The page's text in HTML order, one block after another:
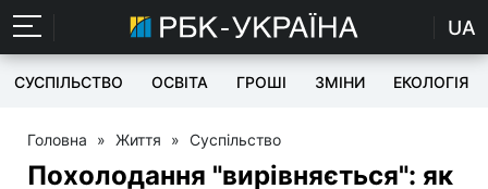
UA
СУСПІЛЬСТВО ОСВІТА ГРОШІ ЗМІНИ ЕКОЛОГІЯ
Головна » Життя » Суспільство
Похолодання "вирівняється": як